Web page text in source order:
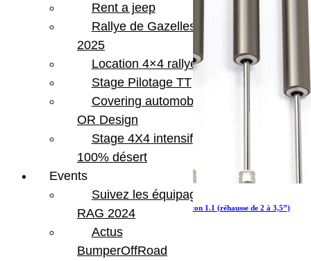
JT Gladiator Kit d’amortisseurs monotube Falcon 1.1 (réhausse de 2 à 3,5”)
713.99 Ajouter au panier
Rent a jeep
Rallye de Gazelles
2025
Location 4×4 rallye
Stage Pilotage TT
Covering automobile –
OR Design
Stage 4X4 intensif
100% désert
Events
Suivez les équipages
RAG 2024
Actus
BumperOffRoad